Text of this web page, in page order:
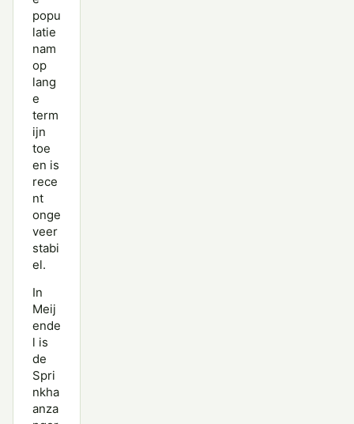
popu
latie
nam
op
lang
e
term
ijn
toe
en is
rece
nt
onge
veer
stabi
el.
In
Meij
ende
l is
de
Spri
nkha
anza